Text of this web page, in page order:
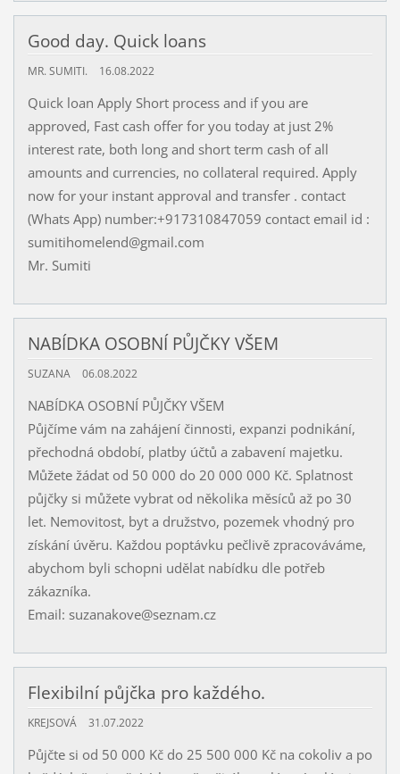
Good day. Quick loans
MR. SUMITI. 16.08.2022
Quick loan Apply Short process and if you are
approved, Fast cash offer for you today at just 2%
interest rate, both long and short term cash of all
amounts and currencies, no collateral required. Apply
now for your instant approval and transfer . contact
(Whats App) number:+917310847059 contact email id :
sumitihomelend@gmail.com
Mr. Sumiti
NABÍDKA OSOBNÍ PŮJČKY VŠEM
SUZANA 06.08.2022
NABÍDKA OSOBNÍ PŮJČKY VŠEM
Půjčíme vám na zahájení činnosti, expanzi podnikání,
přechodná období, platby účtů a zabavení majetku.
Můžete žádat od 50 000 do 20 000 000 Kč. Splatnost
půjčky si můžete vybrat od několika měsíců až po 30
let. Nemovitost, byt a družstvo, pozemek vhodný pro
získání úvěru. Každou poptávku pečlivě zpracováváme,
abychom byli schopni udělat nabídku dle potřeb
zákazníka.
Email: suzanakove@seznam.cz
Flexibilní půjčka pro každého.
KREJSOVÁ 31.07.2022
Půjčte si od 50 000 Kč do 25 500 000 Kč na cokoliv a po